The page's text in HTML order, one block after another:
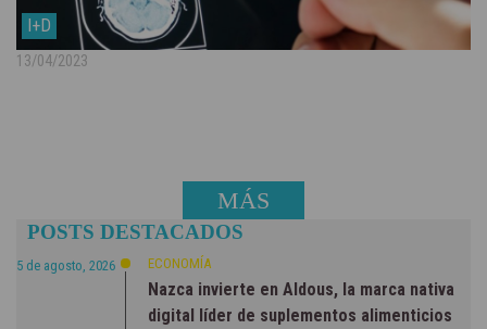
I+D
13/04/2023
MÁS
NOTICIAS
POSTS DESTACADOS
5 de agosto, 2026 ECONOMÍA
Nazca invierte en Aldous, la marca nativa
digital líder de suplementos alimenticios